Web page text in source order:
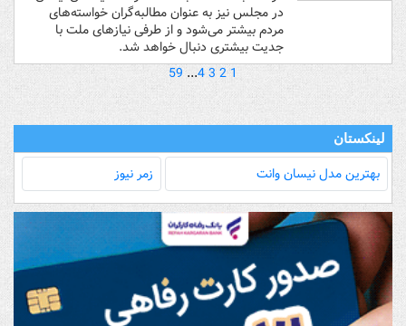
در مجلس نیز به عنوان مطالبه‌گران خواسته‌های
مردم بیشتر می‌شود و از طرفی نیازهای ملت با
جدیت بیشتری دنبال خواهد شد.
1
2
3
4
...
59
لینکستان
بهترین مدل‌ نیسان وانت زمر نیوز